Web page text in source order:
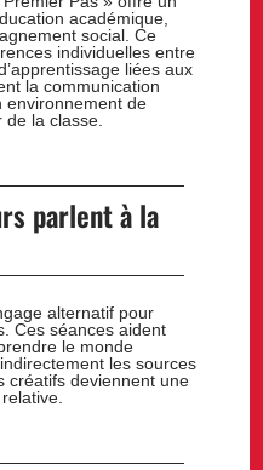
académique,
social. Ce
individuelles entre
liées aux
la communication
environnement de
de la classe.
parlent à la
alternatif pour
Ces séances aident
le monde
les sources
créatifs deviennent une